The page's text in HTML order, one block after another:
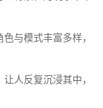
与模式丰富多样，
人反复沉浸其中，